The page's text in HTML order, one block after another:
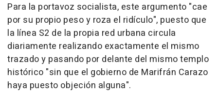
Para la portavoz socialista, este argumento "cae
por su propio peso y roza el ridículo", puesto que
la línea S2 de la propia red urbana circula
diariamente realizando exactamente el mismo
trazado y pasando por delante del mismo templo
histórico "sin que el gobierno de Marifrán Carazo
haya puesto objeción alguna".